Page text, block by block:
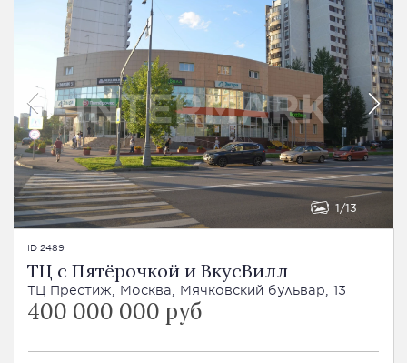
1 13
ID 2489
ТЦ с Пятёрочкой и ВкусВилл
ТЦ Престиж, Москва, Мячковский бульвар, 13
400 000 000 руб